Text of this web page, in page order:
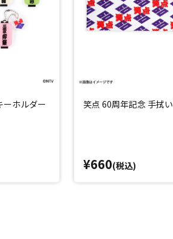
ーホルダー 笑点 60周年記念 手拭い
¥660(税込)